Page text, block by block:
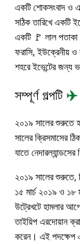
একটি শোকসংবাদ ও
সঠিক তারিখে একটি
একটি 🚩 লাল পতাকা
ফরাসি, ইউক্রেনীয় ও
শহরে ইভেন্টের জন্য
সম্পূর্ণ গল্পটি ✈️
২০১৯ সালের শুরুতে
সালের ক্রিসমাসের
যাতে
২০১৯ সালের শুরুতে,
১৫ মার্চ ২০১৯ ও
উট্রেখটে হামলার
তাইয়িপ এরদোয়ান
করেন। এই পদক্ষেপ